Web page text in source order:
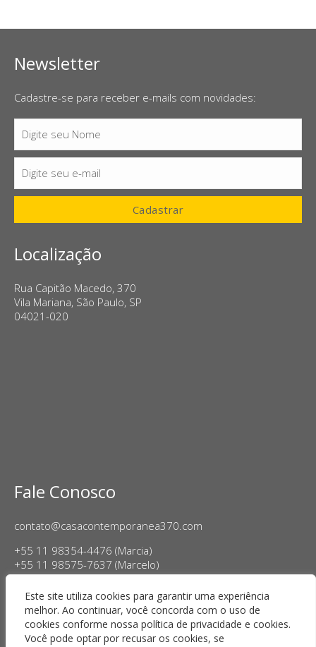
Este site utiliza cookies para garantir uma experiência
melhor. Ao continuar, você concorda com o uso de
cookies conforme nossa política de privacidade e cookies.
Você pode optar por recusar os cookies, se
Newsletter
Cadastre-se para receber e-mails com novidades:
Nome
Digite seu Nome
E-
mail
Digite seu e-mail
Cadastrar
Localização
Rua Capitão Macedo, 370
Vila Mariana, São Paulo, SP
04021-020
Fale Conosco
contato@casacontemporanea370.com
+55 11 98354-4476 (Marcia)
+55 11 98575-7637 (Marcelo)
Horário de Funcionamento:
Terça a sexta-feira, das 14h às 18h
Sábado das 11h às 17h